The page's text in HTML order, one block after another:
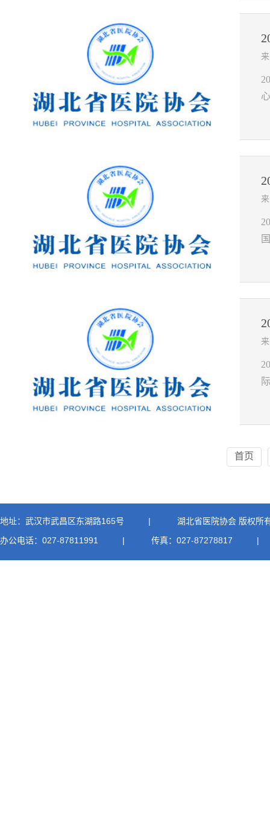
首页
地址：武汉市武昌区东湖路165号 |
湖北省医院协会 版权所
办公电话：027-87811991
| 传真：027-87278817 |